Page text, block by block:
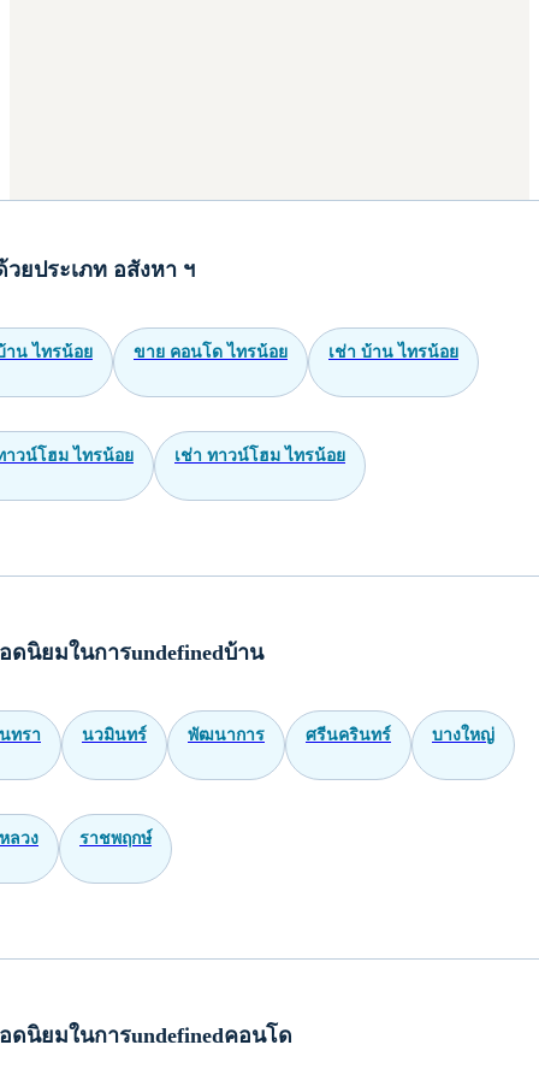
ยประเภท อสังหา ฯ
าน ไทรน้อย ขาย คอนโด ไทรน้อย เช่า บ้าน ไทรน้อย
าวน์โฮม ไทรน้อย เช่า ทาวน์โฮม ไทรน้อย
ดนิยมในการundefinedบ้าน
ทรา นวมินทร์ พัฒนาการ ศรีนครินทร์ บางใหญ่
ลวง ราชพฤกษ์
ดนิยมในการundefinedคอนโด